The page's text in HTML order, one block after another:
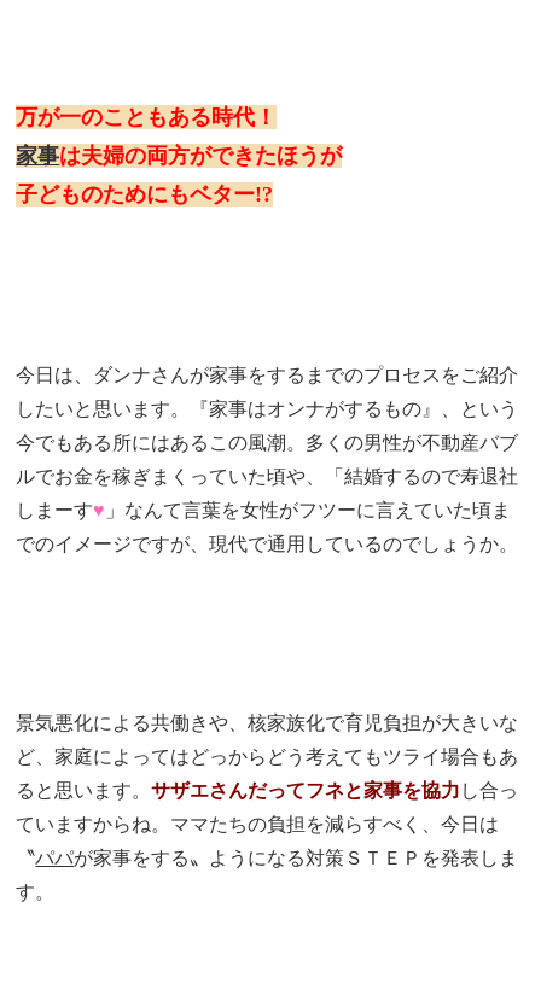
万が一のこともある時代！
家事は夫婦の両方ができたほうが
子どものためにもベター!?
今日は、ダンナさんが家事をするまでのプロセスをご紹介
したいと思います。『家事はオンナがするもの』、という
今でもある所にはあるこの風潮。多くの男性が不動産バブ
ルでお金を稼ぎまくっていた頃や、「結婚するので寿退社
しまーす♥ 」なんて言葉を女性がフツーに言えていた頃ま
でのイメージですが、現代で通用しているのでしょうか。
景気悪化による共働きや、核家族化で育児負担が大きいな
ど、家庭によってはどっからどう考えてもツライ場合もあ
ると思います。サザエさんだってフネと家事を協力 し合っ
ていますからね。ママたちの負担を減らすべく、今日は
〝パパが家事をする〟ようになる対策ＳＴＥＰを発表しま
す。